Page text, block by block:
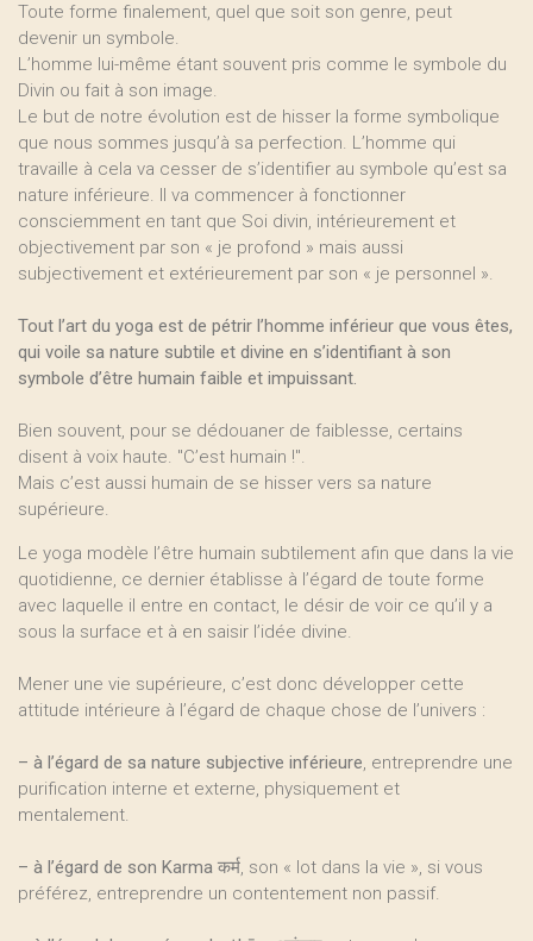
Toute forme finalement, quel que soit son genre, peut
devenir un symbole.
L’homme lui-même étant souvent pris comme le symbole du
Divin ou fait à son image.
Le but de notre évolution est de hisser la forme symbolique
que nous sommes jusqu’à sa perfection. L’homme qui
travaille à cela va cesser de s’identifier au symbole qu’est sa
nature inférieure. Il va commencer à fonctionner
consciemment en tant que Soi divin, intérieurement et
objectivement par son « je profond » mais aussi
subjectivement et extérieurement par son « je personnel ».
Tout l’art du yoga est de pétrir l’homme inférieur que vous êtes,
qui voile sa nature subtile et divine en s’identifiant à son
symbole d’être humain faible et impuissant.
Bien souvent, pour se dédouaner de faiblesse, certains
disent à voix haute. "C’est humain !".
Mais c’est aussi humain de se hisser vers sa nature
supérieure.
Le yoga modèle l’être humain subtilement afin que dans la vie
quotidienne, ce dernier établisse à l’égard de toute forme
avec laquelle il entre en contact, le désir de voir ce qu’il y a
sous la surface et à en saisir l’idée divine.
Mener une vie supérieure, c’est donc développer cette
attitude intérieure à l’égard de chaque chose de l’univers :
– à l’égard de sa nature subjective inférieure, entreprendre une
purification interne et externe, physiquement et
mentalement.
– à l’égard de son Karma कर्म, son « lot dans la vie », si vous
préférez, entreprendre un contentement non passif.